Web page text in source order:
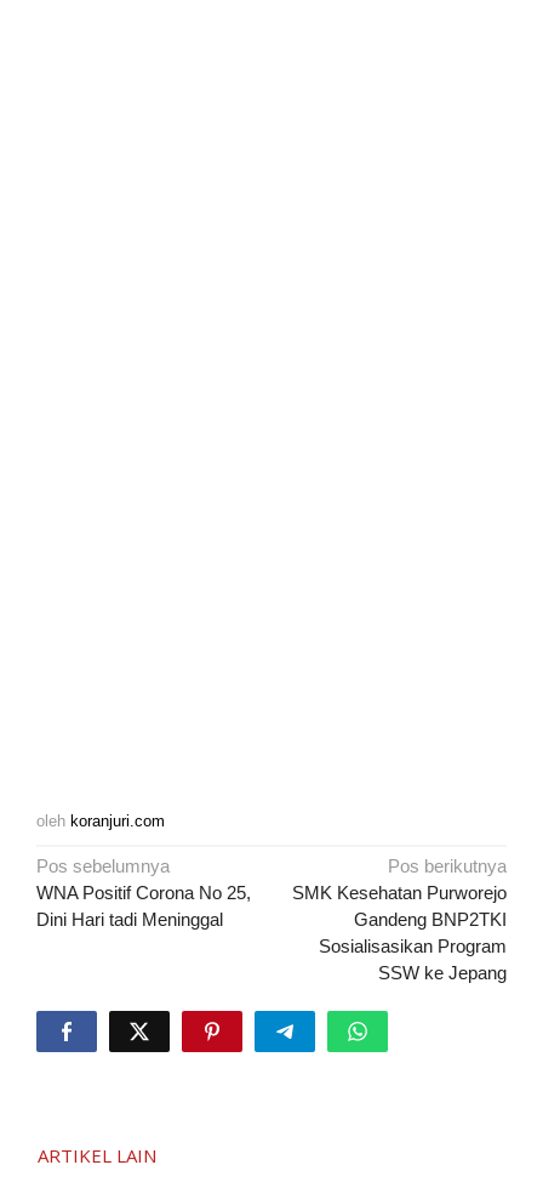
oleh koranjuri.com
Navigasi
pos
Pos sebelumnya
WNA Positif Corona No 25,
Dini Hari tadi Meninggal
Pos berikutnya
SMK Kesehatan Purworejo
Gandeng BNP2TKI
Sosialisasikan Program
SSW ke Jepang
ARTIKEL LAIN